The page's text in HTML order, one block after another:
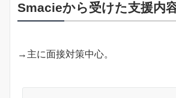
Smacieから受けた支援内
→主に面接対策中心。